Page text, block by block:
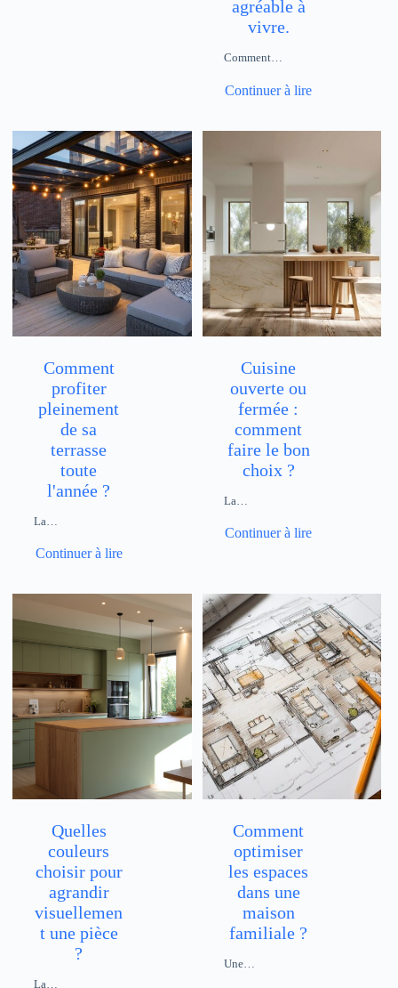
agréable à
vivre.
Comment…
Continuer à lire
Comment
profiter
pleinement
de sa
terrasse
toute
l'année ?
La…
Continuer à lire
Cuisine
ouverte ou
fermée :
comment
faire le bon
choix ?
La…
Continuer à lire
Quelles
couleurs
choisir pour
agrandir
visuellemen
t une pièce
?
La…
Comment
optimiser
les espaces
dans une
maison
familiale ?
Une…